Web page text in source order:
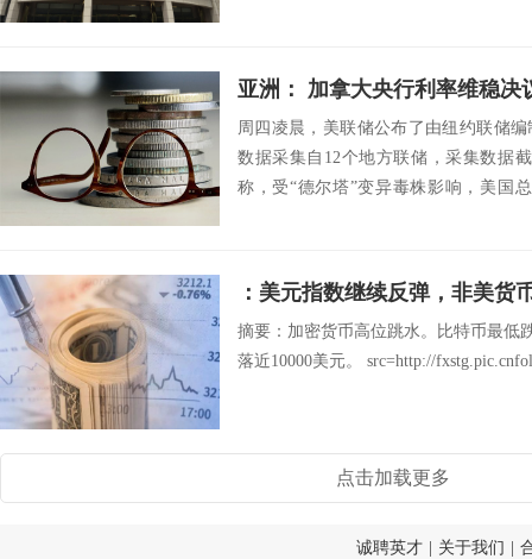
周四凌晨，美联储公布了由纽约联储
数据采集自12个地方联储，采集数据
称，受“德尔塔”变异毒株影响，美国
：美元指数继续反弹，非美货
摘要：加密货币高位跳水。比特币最低
落近10000美元。 src=http://
点击加载更多
诚聘英才 关于我们